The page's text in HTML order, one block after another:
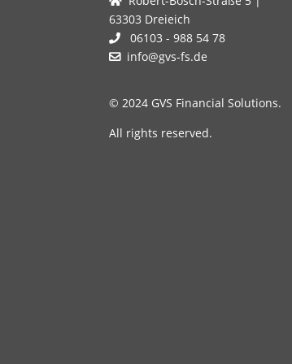
63303 Dreieich
06103 - 988 54 78
info@gvs-fs.de
© 2024 GVS Financial Solutions.
All rights reserved.